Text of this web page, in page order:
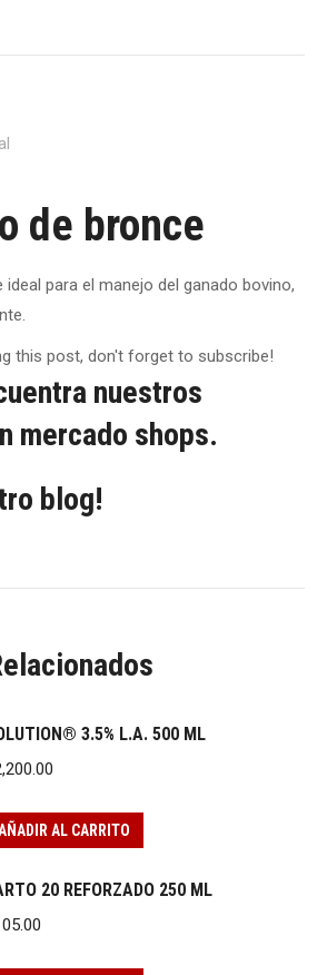
de bronce
para el manejo del ganado bovino,
this post, don't forget to subscribe!
nuestros
mercado shops.
blog!
3.5% L.A. 500 ML
AL CARRITO
20 REFORZADO 250 ML